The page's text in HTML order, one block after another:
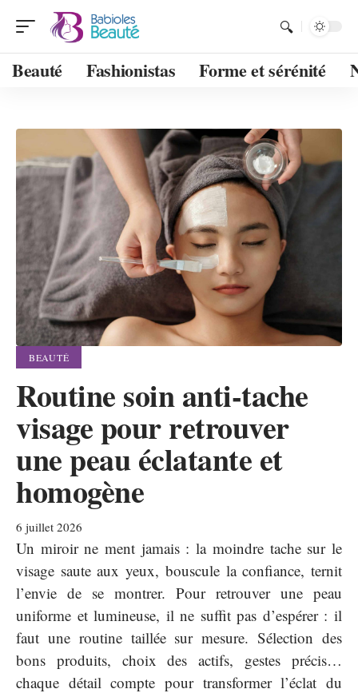
Beauté Fashionistas Forme et sérénité
BEAUTÉ
Routine soin anti-tache
visage pour retrouver
une peau éclatante et
homogène
6 juillet 2026
Un miroir ne ment jamais : la moindre tache sur le
visage saute aux yeux, bouscule la confiance, ternit
l’envie de se montrer. Pour retrouver une peau
uniforme et lumineuse, il ne suffit pas d’espérer : il
faut une routine taillée sur mesure. Sélection des
bons produits, choix des actifs, gestes précis…
chaque détail compte pour transformer l’éclat du